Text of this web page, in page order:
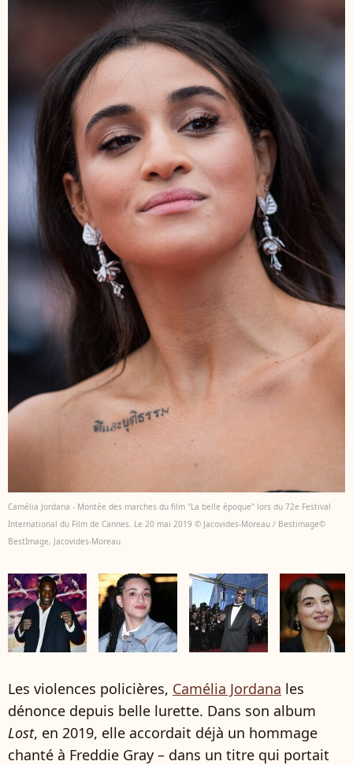
Camélia Jordana - Montée des marches du film "La belle époque" lors du 72e Festival
International du Film de Cannes. Le 20 mai 2019 © Jacovides-Moreau / Bestimage©
BestImage, Jacovides-Moreau
Les violences policières, Camélia Jordana les
dénonce depuis belle lurette. Dans son album
Lost, en 2019, elle accordait déjà un hommage
chanté à Freddie Gray – dans un titre qui portait